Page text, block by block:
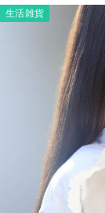
生活雑貨